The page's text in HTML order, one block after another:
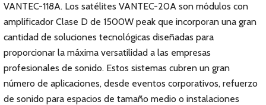
VANTEC-118A. Los satélites VANTEC-20A son módulos con
amplificador Clase D de 1500W peak que incorporan una gran
cantidad de soluciones tecnológicas diseñadas para
proporcionar la máxima versatilidad a las empresas
profesionales de sonido. Estos sistemas cubren un gran
número de aplicaciones, desde eventos corporativos, refuerzo
de sonido para espacios de tamaño medio o instalaciones